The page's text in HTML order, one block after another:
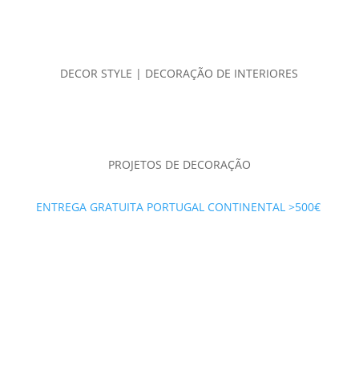
DECOR STYLE | DECORAÇÃO DE INTERIORES
PROJETOS DE DECORAÇÃO
ENTREGA GRATUITA PORTUGAL CONTINENTAL >500€